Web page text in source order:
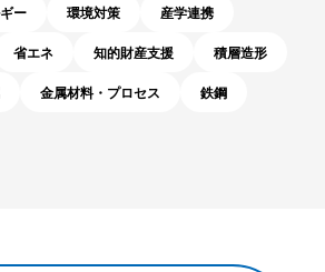
ー 環境対策
産学連携
省エネ 知的財産支援
積層造形
金属材料・プロセス
鉄鋼